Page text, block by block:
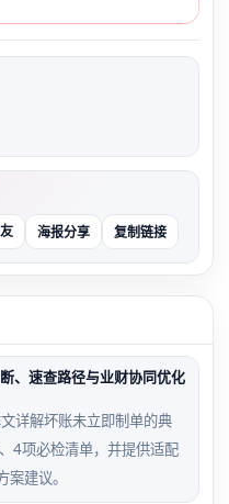
海报分享 复制链接
、速查路径与业财协同优化
详解坏账未立即制单的典
4项必检清单，并提供适配
建议。